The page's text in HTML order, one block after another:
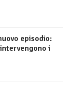
episodio:
i